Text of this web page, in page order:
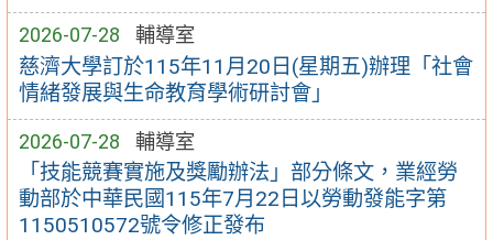
2026-07-28 輔導室
慈濟大學訂於115年11月20日(星期五)辦理「社會
情緒發展與生命教育學術研討會」
2026-07-28 輔導室
「技能競賽實施及獎勵辦法」部分條文，業經勞
動部於中華民國115年7月22日以勞動發能字第
1150510572號令修正發布